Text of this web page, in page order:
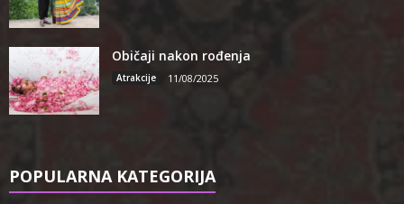
Običaji nakon rođenja
Atrakcije 11/08/2025
POPULARNA KATEGORIJA